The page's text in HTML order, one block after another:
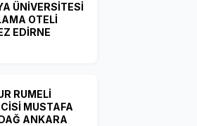
ÜNİVERSİTESİ
OTELİ
EDİRNE
RUMELİ
MUSTAFA
ANKARA